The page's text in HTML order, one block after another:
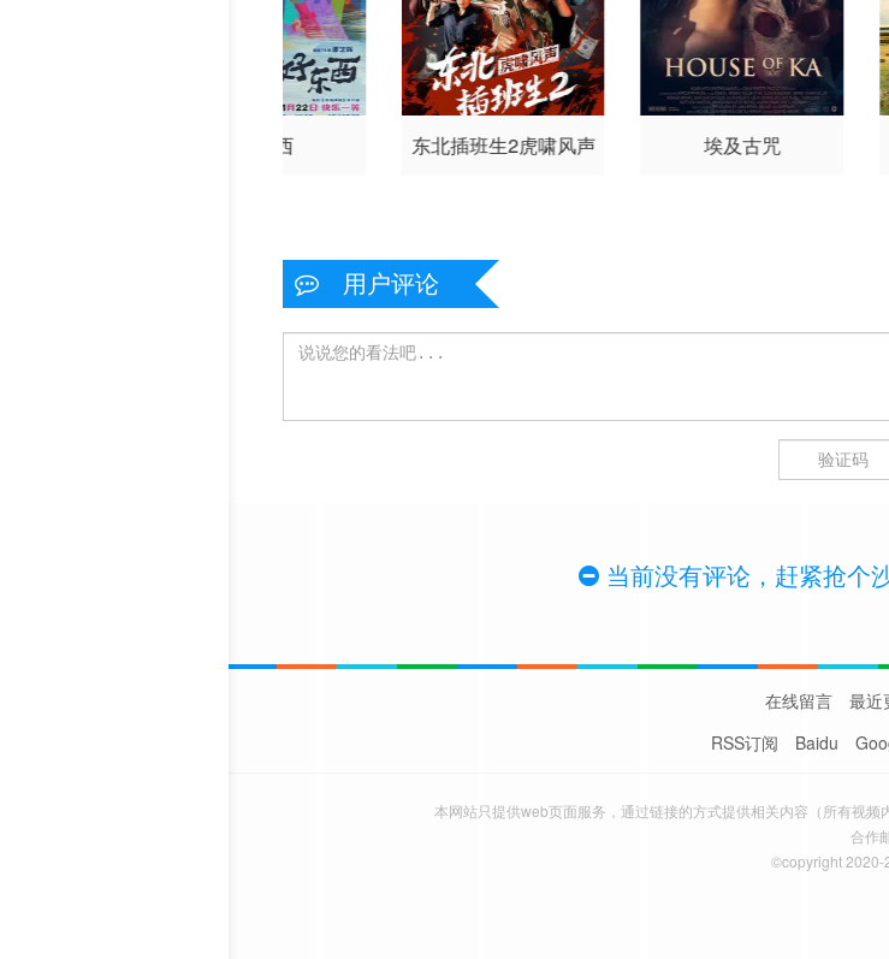
好东西 东北插班生2虎啸风声 埃及古咒
用户评论
当前没有评论，赶紧抢个
在线留言 最近
RSS订阅
Baidu
本网站只提供web页面服务，通过链接的方式提供相关内容（所有视
合作
©copyright 2020-